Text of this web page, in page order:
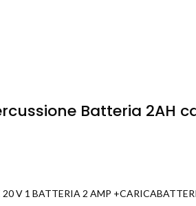
Batteria 2AH
V 1 BATTERIA 2 AMP